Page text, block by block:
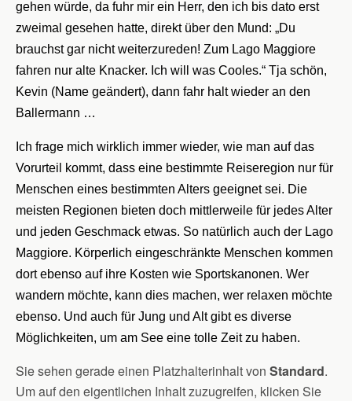
gehen würde, da fuhr mir ein Herr, den ich bis dato erst
zweimal gesehen hatte, direkt über den Mund: „Du
brauchst gar nicht weiterzureden! Zum Lago Maggiore
fahren nur alte Knacker. Ich will was Cooles.“ Tja schön,
Kevin (Name geändert), dann fahr halt wieder an den
Ballermann …
Ich frage mich wirklich immer wieder, wie man auf das
Vorurteil kommt, dass eine bestimmte Reiseregion nur für
Menschen eines bestimmten Alters geeignet sei. Die
meisten Regionen bieten doch mittlerweile für jedes Alter
und jeden Geschmack etwas. So natürlich auch der Lago
Maggiore. Körperlich eingeschränkte Menschen kommen
dort ebenso auf ihre Kosten wie Sportskanonen. Wer
wandern möchte, kann dies machen, wer relaxen möchte
ebenso. Und auch für Jung und Alt gibt es diverse
Möglichkeiten, um am See eine tolle Zeit zu haben.
Sie sehen gerade einen Platzhalterinhalt von Standard.
Um auf den eigentlichen Inhalt zuzugreifen, klicken Sie